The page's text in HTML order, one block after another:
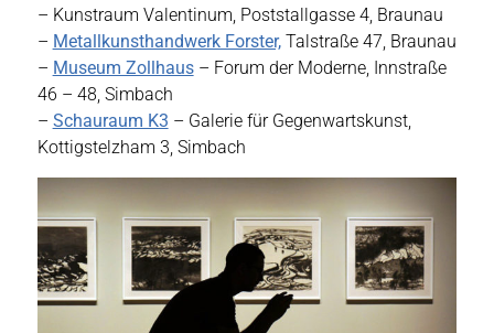
– Kunstraum Valentinum, Poststallgasse 4, Braunau
– Metallkunsthandwerk Forster,Talstraße 47, Braunau
– Museum Zollhaus– Forum der Moderne, Innstraße
46 – 48, Simbach
– Schauraum K3 – Galerie für Gegenwartskunst,
Kottigstelzham 3, Simbach